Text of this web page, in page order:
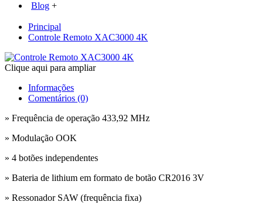
Blog +
Principal
Controle Remoto XAC3000 4K
Clique aqui para ampliar
Informações
Comentários (0)
» Frequência de operação 433,92 MHz
» Modulação OOK
» 4 botões independentes
» Bateria de lithium em formato de botão CR2016 3V
» Ressonador SAW (frequência fixa)